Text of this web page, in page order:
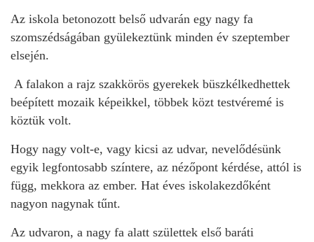
Az iskola betonozott belső udvarán egy nagy fa
szomszédságában gyülekeztünk minden év szeptember
elsején.
A falakon a rajz szakkörös gyerekek büszkélkedhettek
beépített mozaik képeikkel, többek közt testvéremé is
köztük volt.
Hogy nagy volt-e, vagy kicsi az udvar, nevelődésünk
egyik legfontosabb színtere, az nézőpont kérdése, attól is
függ, mekkora az ember. Hat éves iskolakezdőként
nagyon nagynak tűnt.
Az udvaron, a nagy fa alatt születtek első baráti